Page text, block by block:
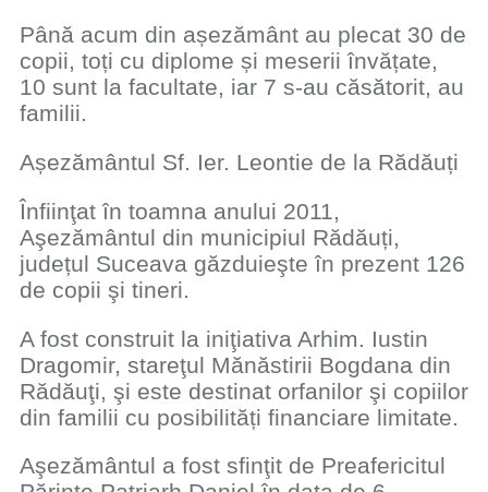
Până acum din așezământ au plecat 30 de
copii, toți cu diplome și meserii învățate,
10 sunt la facultate, iar 7 s-au căsătorit, au
familii.
Așezământul Sf. Ier. Leontie de la Rădăuți
Înfiinţat în toamna anului 2011,
Aşezământul din municipiul Rădăuți,
județul Suceava găzduieşte în prezent 126
de copii şi tineri.
A fost construit la iniţiativa Arhim. Iustin
Dragomir, stareţul Mănăstirii Bogdana din
Rădăuţi, şi este destinat orfanilor şi copiilor
din familii cu posibilități financiare limitate.
Aşezământul a fost sfinţit de Preafericitul